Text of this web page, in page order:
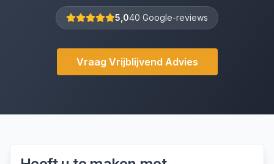
5,040 Google-reviews
Vraag Vrijblijvend Advies